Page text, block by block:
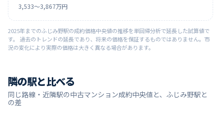
3,533〜3,867万円
2025年までのふじみ野駅の成約価格中央値の推移を単回帰分析で延長した試算値で
す。 過去のトレンドの延長であり、将来の価格を保証するものではありません。市
況の変化により実際の価格は大きく異なる場合があります。
隣の駅と比べる
同じ路線・近隣駅の中古マンション成約中央値と、 ふじみ野駅と
の差